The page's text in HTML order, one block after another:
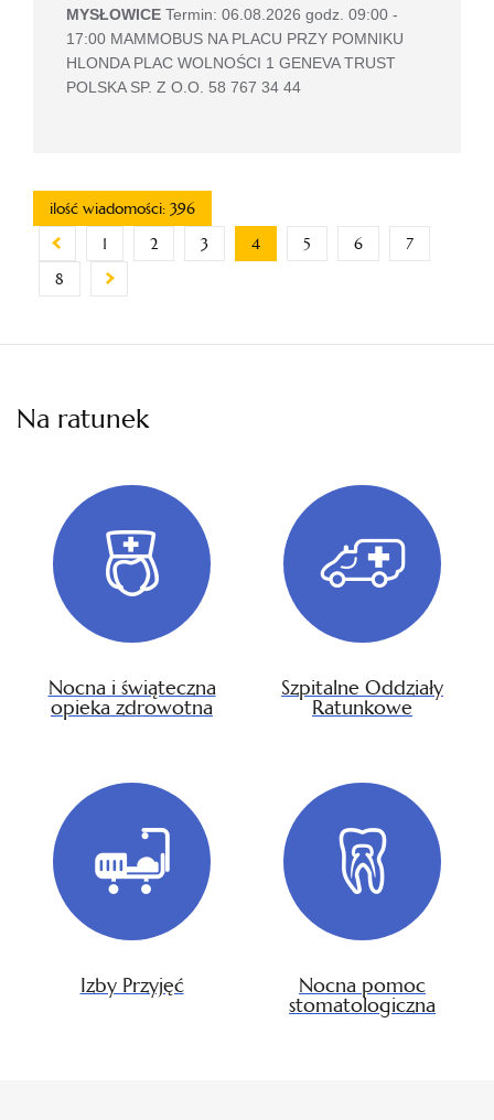
MYSŁOWICE Termin: 06.08.2026 godz. 09:00 -
17:00 MAMMOBUS NA PLACU PRZY POMNIKU
HLONDA PLAC WOLNOŚCI 1 GENEVA TRUST
POLSKA SP. Z O.O. 58 767 34 44
ilość wiadomości: 396
1
2 3 4 5 6
7
8
Na ratunek
Nocna i świąteczna
opieka zdrowotna
Szpitalne Oddziały
Ratunkowe
Izby Przyjęć Nocna pomoc
stomatologiczna